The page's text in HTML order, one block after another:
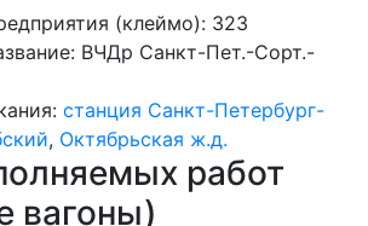
(клеймо): 323
ВЧДр Санкт-Пет.-Сорт.-
станция Санкт-Петербург-
, Октябрьская ж.д.
работ
вагоны)